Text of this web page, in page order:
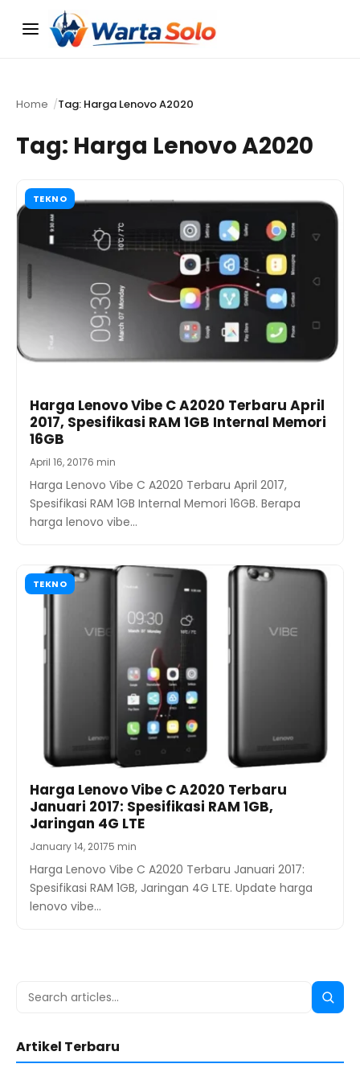
Menu
Home Tag: Harga Lenovo A2020
Tag: Harga Lenovo A2020
TEKNO
Harga Lenovo Vibe C A2020 Terbaru April
2017, Spesifikasi RAM 1GB Internal Memori
16GB
April 16, 20176 min
Harga Lenovo Vibe C A2020 Terbaru April 2017,
Spesifikasi RAM 1GB Internal Memori 16GB. Berapa
harga lenovo vibe…
TEKNO
Harga Lenovo Vibe C A2020 Terbaru
Januari 2017: Spesifikasi RAM 1GB,
Jaringan 4G LTE
January 14, 20175 min
Harga Lenovo Vibe C A2020 Terbaru Januari 2017:
Spesifikasi RAM 1GB, Jaringan 4G LTE. Update harga
lenovo vibe…
Search
Search
Artikel Terbaru